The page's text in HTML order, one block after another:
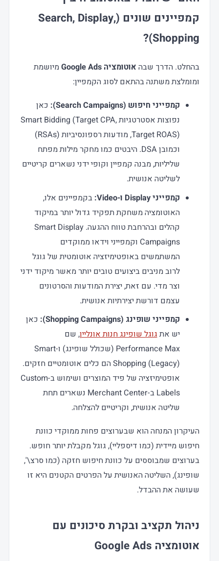
קמפיינים שונים (Search, Display,
Shopping)?
בהחלט. הדרך שבה אוטומציה Google Ads
מיושמת
ומומלצת משתנה בהתאם לסוג הקמפיין:
קמפייני חיפוש (Search Campaigns):
כאן
נפוצות אסטרטגיות Smart Bidding (Target CPA,
Target ROAS), מודעות רספונסיביות (RSAs)
וכמובן DSA. היבטים כמו מחקר מילות מפתח
שליליות, מבנה קמפיין וקופי ידני נשארים קריטיים
לשליטה אנושית.
קמפייני Display ו-Video:
בקמפיינים אלו,
האוטומציה משחקת תפקיד גדול יותר במיקוד
קהלים ובהרחבת טווח ההגעה. Smart Display
Campaigns וקמפייני וידאו ממוקדים
המשתמשים באופטימיזציה אוטומטית של גוגל
לרוב מניבים ביצועים טובים יותר מאשר מיקוד ידני
וצר מדי. עם זאת, יצירת המודעות והסרטונים
עצמם דורשת יצירתיות אנושית.
קמפייני שופינג (Shopping Campaigns):
כאן
יש אתגוגל שופינג חנות אונליין, שם
Performance Max (שכולל שופינג) ו-Smart
Shopping (Legacy) הם כלים אוטומטיים חזקים.
אופטימיזציה של פיד המוצרים ושימוש ב-Custom
Labels ב-Merchant Center נשארים תחת
שליטה אנושית, וקריטיים להצלחה.
העיקרון המנחה הוא שבערוצים פחות ממוקדי כוונת
חיפוש מיידית (כמו דיספליי), גוגל מקבלת יותר חופש.
בערוצים שמבוססים על כוונת חיפוש חזקה (כמו סרצ\',
שופינג), השליטה האנושית על הפרטים הקטנים היא זו
שעושה את ההבדל.
ניהול תקציב ובקרת סיכונים עם
אוטומציה Google Ads